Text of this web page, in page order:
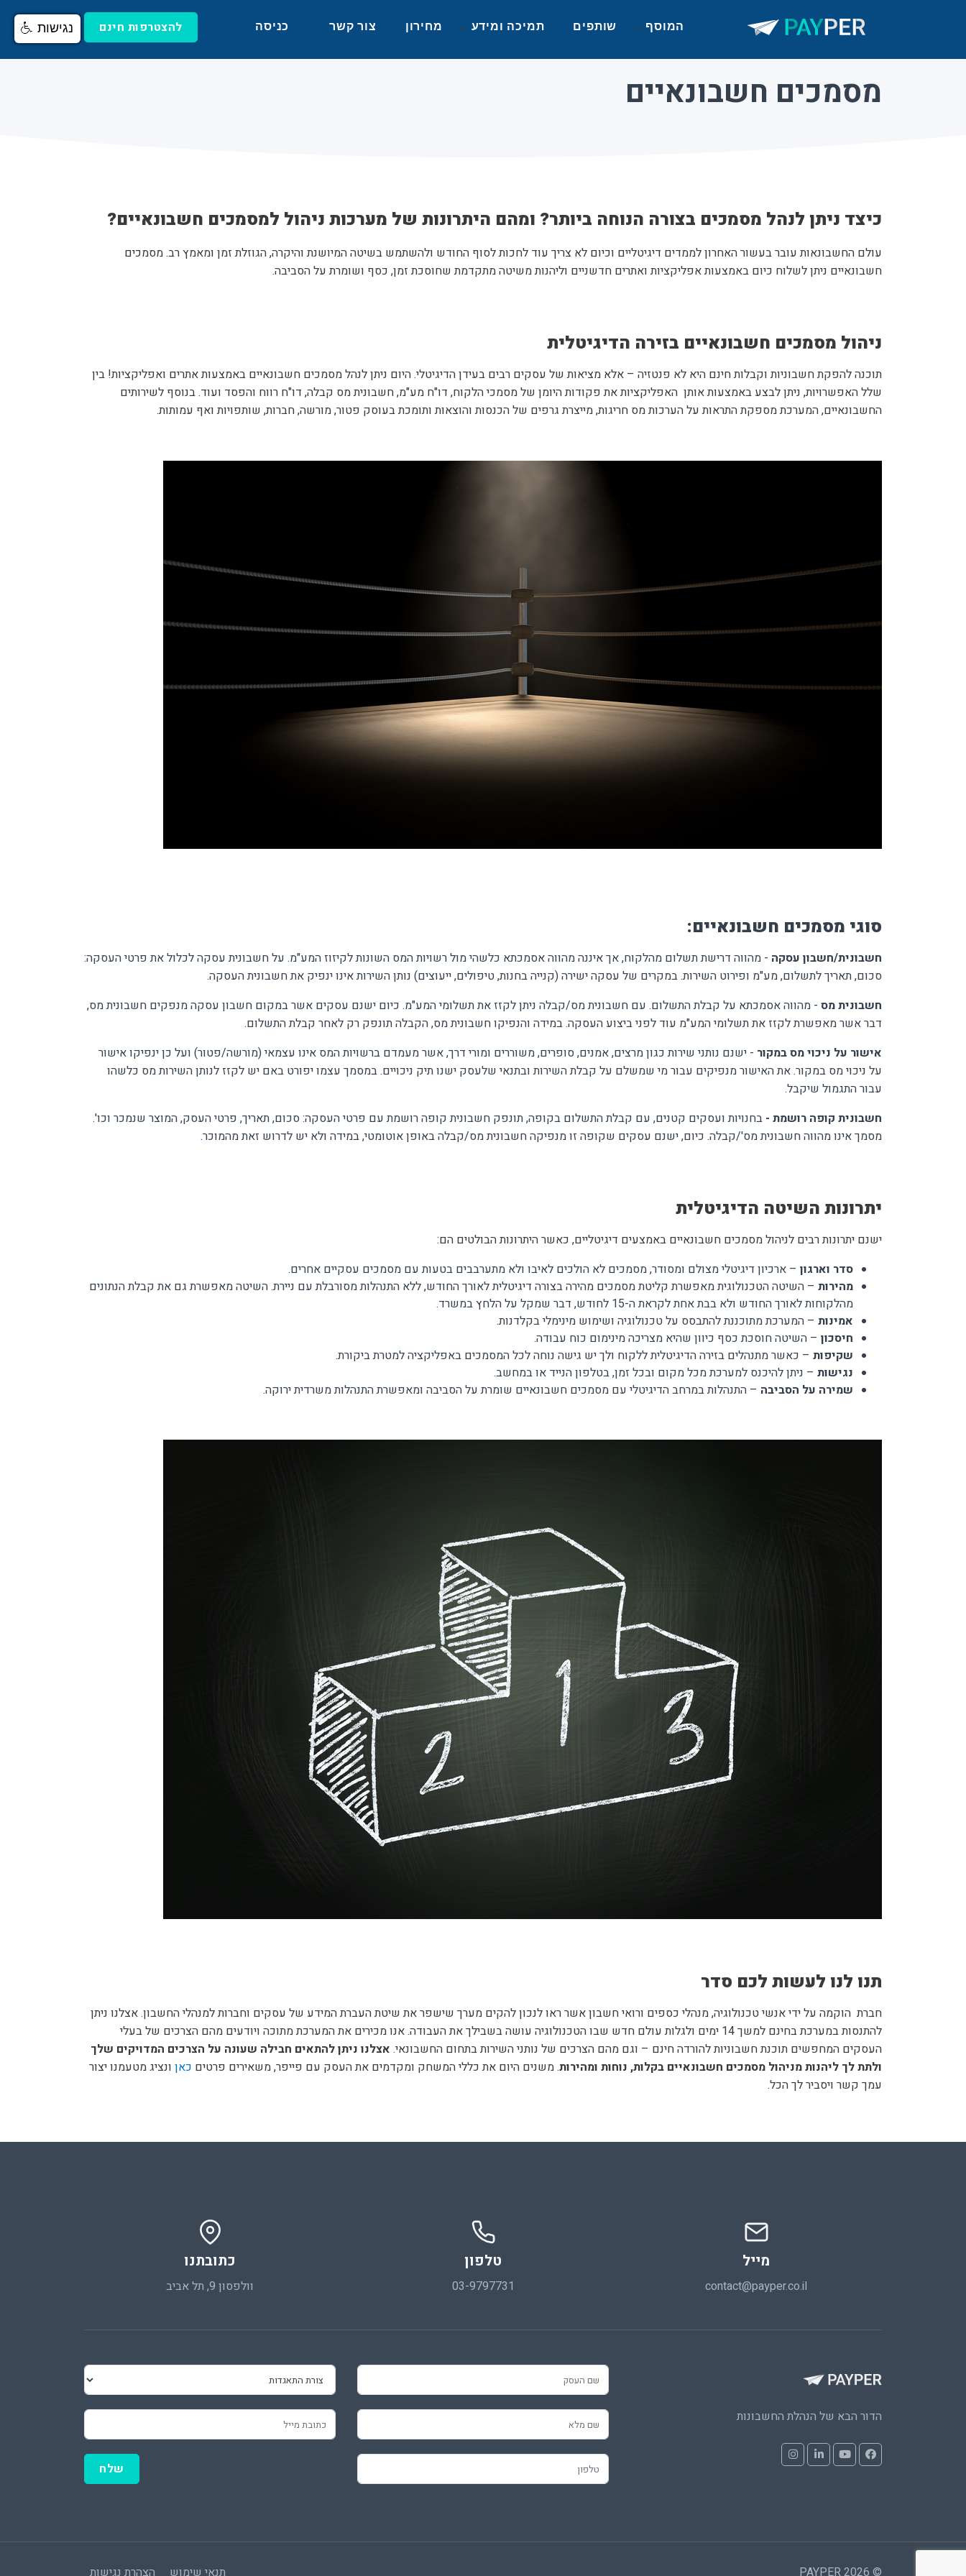
להצטרפות חינם המוסף שותפים תמיכה ומידע מחירון צור קשר כניסה
מסמכים חשבונאיים
כיצד ניתן לנהל מסמכים בצורה הנוחה ביותר? ומהם היתרונות של מערכות ניהול למסמכים חשבונאיים?
עולם החשבונאות עובר בעשור האחרון לממדים דיגיטליים וכיום לא צריך עוד לחכות לסוף החודש ולהשתמש בשיטה המיושנת והיקרה, הגוזלת זמן ומאמץ רב. מסמכים
חשבונאיים ניתן לשלוח כיום באמצעות אפליקציות ואתרים חדשניים וליהנות משיטה מתקדמת שחוסכת זמן, כסף ושומרת על הסביבה.
ניהול מסמכים חשבונאיים בזירה הדיגיטלית
תוכנה להפקת חשבוניות וקבלות חינם היא לא פנטזיה – אלא מציאות של עסקים רבים בעידן הדיגיטלי. היום ניתן לנהל מסמכים חשבונאיים באמצעות אתרים ואפליקציות! בין
שלל האפשרויות, ניתן לבצע באמצעות אותן האפליקציות את פקודות היומן של מסמכי הלקוח, דו"ח מע"מ, חשבונית מס קבלה, דו"ח רווח והפסד ועוד. בנוסף לשירותים
החשבונאיים, המערכת מספקת התראות על הערכות מס חריגות, מייצרת גרפים של הכנסות והוצאות ותומכת בעוסק פטור, מורשה, חברות, שותפויות ואף עמותות.
סוגי מסמכים חשבונאיים:
חשבונית/חשבון עסקה - מהווה דרישת תשלום מהלקוח, אך איננה מהווה אסמכתא כלשהי מול רשויות המס השונות לקיזוז המע"מ. על חשבונית עסקה לכלול את פרטי העסקה:
סכום, תאריך לתשלום, מע"מ ופירוט השירות. במקרים של עסקה ישירה (קנייה בחנות, טיפולים, ייעוצים) נותן השירות אינו ינפיק את חשבונית העסקה.
חשבונית מס - מהווה אסמכתא על קבלת התשלום. עם חשבונית מס/קבלה ניתן לקזז את תשלומי המע"מ. כיום ישנם עסקים אשר במקום חשבון עסקה מנפקים חשבונית מס,
דבר אשר מאפשרת לקזז את תשלומי המע"מ עוד לפני ביצוע העסקה. במידה והנפיקו חשבונית מס, הקבלה תונפק רק לאחר קבלת התשלום.
אישור על ניכוי מס במקור - ישנם נותני שירות כגון מרצים, אמנים, סופרים, משוררים ומורי דרך, אשר מעמדם ברשויות המס אינו עצמאי (מורשה/פטור) ועל כן ינפיקו אישור
על ניכוי מס במקור. את האישור מנפיקים עבור מי שמשלם על קבלת השירות ובתנאי שלעסק ישנו תיק ניכויים. במסמך עצמו יפורט באם יש לקזז לנותן השירות מס כלשהו
עבור התגמול שיקבל.
חשבונית קופה רושמת - בחנויות ועסקים קטנים, עם קבלת התשלום בקופה, תונפק חשבונית קופה רושמת עם פרטי העסקה: סכום, תאריך, פרטי העסק, המוצר שנמכר וכו'.
מסמך אינו מהווה חשבונית מס'/קבלה. כיום, ישנם עסקים שקופה זו מנפיקה חשבונית מס/קבלה באופן אוטומטי, במידה ולא יש לדרוש זאת מהמוכר.
יתרונות השיטה הדיגיטלית
ישנם יתרונות רבים לניהול מסמכים חשבונאיים באמצעים דיגיטליים, כאשר היתרונות הבולטים הם:
סדר וארגון – ארכיון דיגיטלי מצולם ומסודר, מסמכים לא הולכים לאיבו ולא מתערבבים בטעות עם מסמכים עסקיים אחרים.
מהירות – השיטה הטכנולוגית מאפשרת קליטת מסמכים מהירה בצורה דיגיטלית לאורך החודש, ללא התנהלות מסורבלת עם ניירת. השיטה מאפשרת גם את קבלת הנתונים
מהלקוחות לאורך החודש ולא בבת אחת לקראת ה-15 לחודש, דבר שמקל על הלחץ במשרד.
אמינות – המערכת מתוכננת להתבסס על טכנולוגיה ושימוש מינימלי בקלדנות.
חיסכון – השיטה חוסכת כסף כיוון שהיא מצריכה מינימום כוח עבודה.
שקיפות – כאשר מתנהלים בזירה הדיגיטלית ללקוח ולך יש גישה נוחה לכל המסמכים באפליקציה למטרת ביקורת.
נגישות – ניתן להיכנס למערכת מכל מקום ובכל זמן, בטלפון הנייד או במחשב.
שמירה על הסביבה – התנהלות במרחב הדיגיטלי עם מסמכים חשבונאיים שומרת על הסביבה ומאפשרת התנהלות משרדית ירוקה.
תנו לנו לעשות לכם סדר
חברת הוקמה על ידי אנשי טכנולוגיה, מנהלי כספים ורואי חשבון אשר ראו לנכון להקים מערך שישפר את שיטת העברת המידע של עסקים וחברות למנהלי החשבון. אצלנו ניתן
להתנסות במערכת בחינם למשך 14 ימים ולגלות עולם חדש שבו הטכנולוגיה עושה בשבילך את העבודה. אנו מכירים את המערכת מתוכה ויודעים מהם הצרכים של בעלי
העסקים המחפשים תוכנת חשבוניות להורדה חינם – וגם מהם הצרכים של נותני השירות בתחום החשבונאי. אצלנו ניתן להתאים חבילה שעונה על הצרכים המדויקים שלך
ולתת לך ליהנות מניהול מסמכים חשבונאיים בקלות, נוחות ומהירות. משנים היום את כללי המשחק ומקדמים את העסק עם פייפר, משאירים פרטים כאן ונציג מטעמנו יצור
עמך קשר ויסביר לך הכל.
מייל
contact@payper.co.il
טלפון
03-9797731
כתובתנו
וולפסון 9, תל אביב
הדור הבא של הנהלת החשבונות
שלח
© 2026 PAYPER תנאי שימוש הצהרת נגישות
נגישות